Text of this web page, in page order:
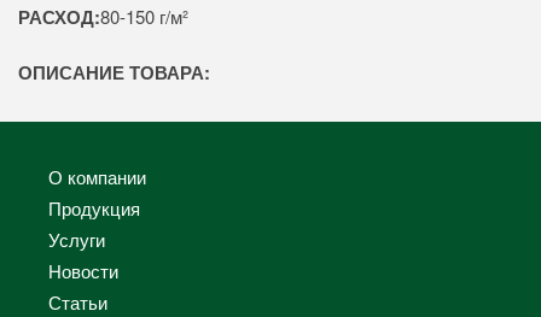
РАСХОД:80-150 г/м²
ОПИСАНИЕ ТОВАРА:
О компании
Продукция
Услуги
Новости
Статьи